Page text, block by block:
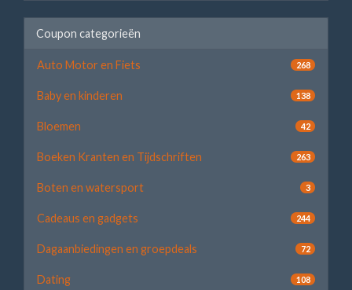
Coupon categorieën
Auto Motor en Fiets 268
Baby en kinderen 138
Bloemen 42
Boeken Kranten en Tijdschriften 263
Boten en watersport 3
Cadeaus en gadgets 244
Dagaanbiedingen en groepdeals 72
Dating 108